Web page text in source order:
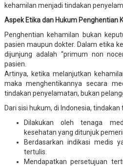
kehamilan menjadi tindakan
Aspek Etika dan Hukum Penghentian
Penghentian kehamilan bukan
pasien maupun dokter. Dalam etika
dijunjung adalah “primum non
pasien.
Artinya, ketika melanjutkan
maka menghentikannya secara
tindakan penyelamatan, bukan
Dari sisi hukum, di Indonesia,
Dilakukan oleh tenaga
kesehatan yang ditunjuk
Berdasarkan indikasi medis
tertulis.
Mendapatkan persetujuan